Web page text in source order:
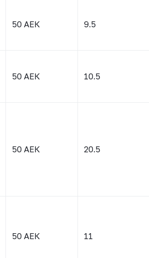
50 АЕК 9.5
50 АЕК 10.5
50 АЕК 20.5
50 АЕК 11